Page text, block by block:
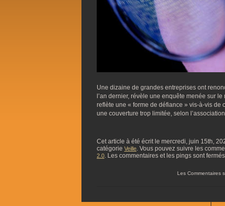
Une dizaine de grandes entreprises ont
l’an dernier, révèle une enquête menée sur
reflète une « forme de défiance » vis-à-vis de
une couverture trop limitée, selon
Cet article à été écrit le mercredi, juin 15th,
catégorie Veille. Vous pouvez suivre les
2.0. Les commentaires et les pings sont
Les Commentaires